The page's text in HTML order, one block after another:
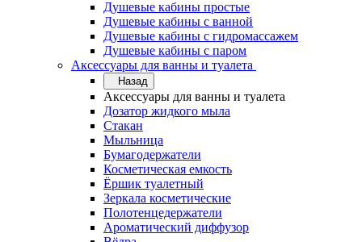
Душевые кабины простые
Душевые кабины с ванной
Душевые кабины с гидромассажем
Душевые кабины с паром
Аксессуары для ванны и туалета
Назад
Аксессуары для ванны и туалета
Дозатор жидкого мыла
Стакан
Мыльница
Бумагодержатели
Косметическая емкость
Ёршик туалетный
Зеркала косметические
Полотенцедержатели
Ароматический диффузор